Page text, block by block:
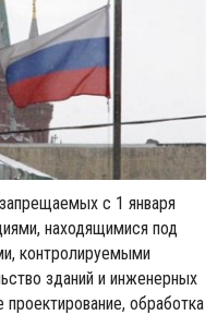
с 1 января
находящимися под
контролируемыми
зданий и инженерных
обработка